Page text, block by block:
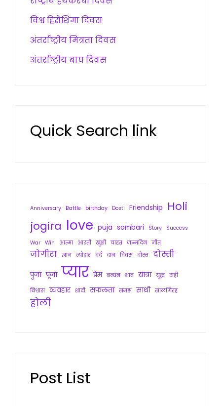
विश्व हिरोशिमा दिवस
अंतर्राष्ट्रीय मित्रता दिवस
अंतर्राष्ट्रीय बाघ दिवस
Quick Search link
Anniversary Battle birthday Dosti Friendship
Holi
jogira love puja sombari Story
Success
War Win आत्मा आरती खुशी चाहत जन्मदिन जीत
जोगीरा ज्ञान त्योहार दर्द दान दिवस दोस्त दोस्ती
पुजा पूजा प्यार प्रेम बन्धन भाव यात्रा युद्ध राही
विश्वास व्यवहार शादी सफलता समझ साथी सालगिरह
होली
Post List